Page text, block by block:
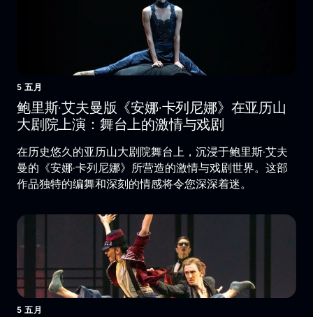
5 五月
鲍里斯·艾夫曼版《安娜·卡列尼娜》在亚历山
大剧院上演：舞台上的激情与戏剧
在历史悠久的亚历山大剧院舞台上，沉浸于鲍里斯·艾夫
曼的《安娜·卡列尼娜》所营造的激情与戏剧世界。这部
作品独特的编舞和深刻的情感将令您深深着迷。
5 五月